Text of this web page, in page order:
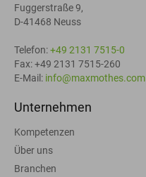
Fuggerstraße 9,
D-41468 Neuss
Telefon:+49 2131 7515-0
Fax: +49 2131 7515-260
E-Mail: info@maxmothes.com
Unternehmen
Kompetenzen
Über uns
Branchen